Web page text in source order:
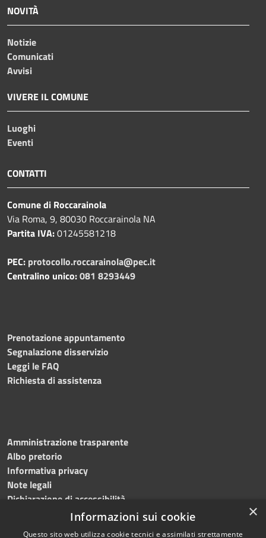
NOVITÀ
Notizie
Comunicati
Avvisi
VIVERE IL COMUNE
Luoghi
Eventi
CONTATTI
Comune di Roccarainola
Via Roma, 9, 80030 Roccarainola NA
Partita IVA:01245581218
PEC: protocollo.roccarainola@pec.it
Centralino unico:081 8293449
Prenotazione appuntamento
Segnalazione disservizio
Leggi le FAQ
Richiesta di assistenza
Amministrazione trasparente
Albo pretorio
Informativa privacy
Note legali
Dichiarazione di accessibilità
×
Informazioni sui cookie
Questo sito web utilizza cookie tecnici e assimilati strettamente